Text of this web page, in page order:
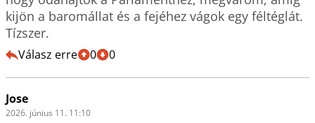
kijön a baromállat és a fejéhez vágok egy féltéglát.
Tízszer.
Válasz erre 0 0
Jose
2026. június 11. 11:10